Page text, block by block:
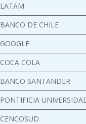
LATAM
BANCO DE CHILE
GOOGLE
COCA COLA
BANCO SANTANDER
PONTIFICIA
CENCOSUD